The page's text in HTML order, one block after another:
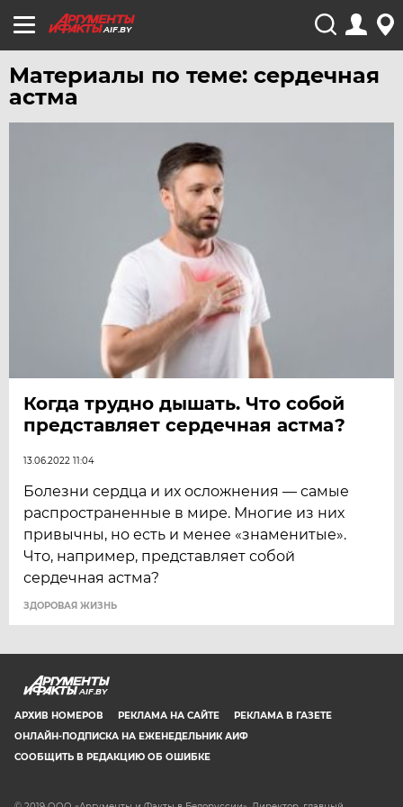
AIF.BY
Материалы по теме: сердечная
астма
Когда трудно дышать. Что собой
представляет сердечная астма?
13.06.2022 11:04
Болезни сердца и их осложнения — самые
распространенные в мире. Многие из них
привычны, но есть и менее «знаменитые».
Что, например, представляет собой
сердечная астма?
ЗДОРОВАЯ ЖИЗНЬ
AIF.BY
АРХИВ НОМЕРОВ РЕКЛАМА НА САЙТЕ
РЕКЛАМА В ГАЗЕТЕ
ОНЛАЙН-ПОДПИСКА НА ЕЖЕНЕДЕЛЬНИК АИФ
СООБЩИТЬ В РЕДАКЦИЮ ОБ ОШИБКЕ